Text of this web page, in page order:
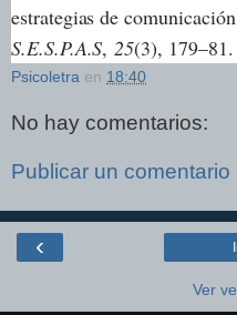
estrategias de
S.E.S.P.A.S, 25(3), 179–81.
Psicoletra en 18:40
No hay comentarios:
Publicar un comentario
‹
Ver